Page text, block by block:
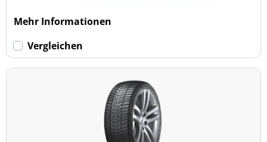
Mehr Informationen
Vergleichen